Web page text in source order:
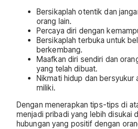
Bersikaplah otentik dan
orang lain.
Percaya diri dengan
Bersikaplah terbuka untuk
berkembang.
Maafkan diri sendiri dan
yang telah dibuat.
Nikmati hidup dan bersyukur
miliki.
Dengan menerapkan tips-tips di
menjadi pribadi yang lebih disukai
hubungan yang positif dengan